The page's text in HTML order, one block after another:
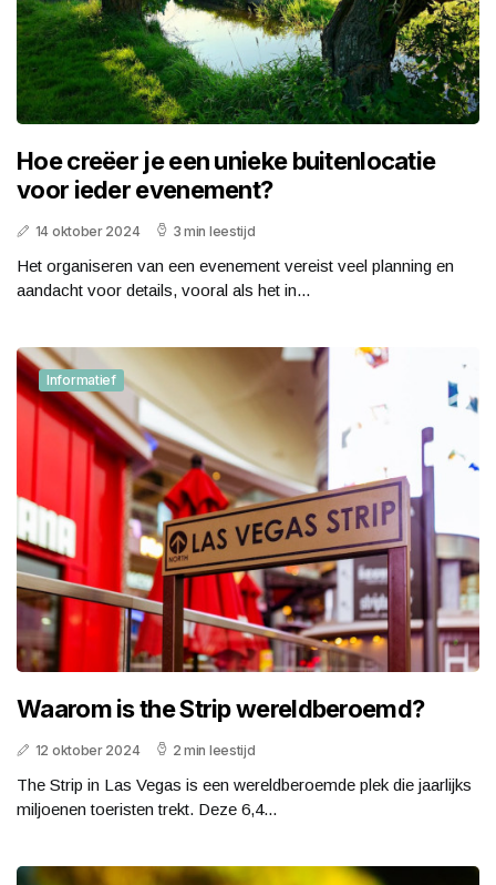
Hoe creëer je een unieke buitenlocatie
voor ieder evenement?
14 oktober 2024 3 min leestijd
Het organiseren van een evenement vereist veel planning en
aandacht voor details, vooral als het in...
Informatief
Waarom is the Strip wereldberoemd?
12 oktober 2024 2 min leestijd
The Strip in Las Vegas is een wereldberoemde plek die jaarlijks
miljoenen toeristen trekt. Deze 6,4...